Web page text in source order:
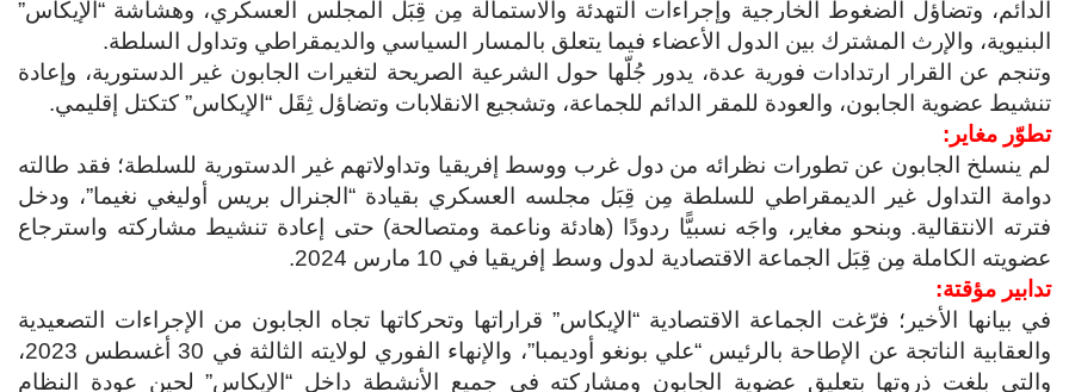
الدائم، وتضاؤل الضغوط الخارجية وإجراءات التهدئة والاستمالة مِن قِبَل المجلس العسكري، وهشاشة “الإيكاس”
البنيوية، والإرث المشترك بين الدول الأعضاء فيما يتعلق بالمسار السياسي والديمقراطي وتداول السلطة.
وتنجم عن القرار ارتدادات فورية عدة، يدور جُلّها حول الشرعية الصريحة لتغيرات الجابون غير الدستورية، وإعادة
تنشيط عضوية الجابون، والعودة للمقر الدائم للجماعة، وتشجيع الانقلابات وتضاؤل ثِقَل “الإيكاس” كتكتل إقليمي.
تطوّر مغاير:
لم ينسلخ الجابون عن تطورات نظرائه من دول غرب ووسط إفريقيا وتداولاتهم غير الدستورية للسلطة؛ فقد طالته
دوامة التداول غير الديمقراطي للسلطة مِن قِبَل مجلسه العسكري بقيادة “الجنرال بريس أوليغي نغيما”، ودخل
فترته الانتقالية. وبنحو مغاير، واجَه نسبيًّا ردودًا (هادئة وناعمة ومتصالحة) حتى إعادة تنشيط مشاركته واسترجاع
عضويته الكاملة مِن قِبَل الجماعة الاقتصادية لدول وسط إفريقيا في 10 مارس 2024.
تدابير مؤقتة:
في بيانها الأخير؛ فرّغت الجماعة الاقتصادية “الإيكاس” قراراتها وتحركاتها تجاه الجابون من الإجراءات التصعيدية
والعقابية الناتجة عن الإطاحة بالرئيس “علي بونغو أوديمبا”، والإنهاء الفوري لولايته الثالثة في 30 أغسطس 2023،
والتي بلغت ذروتها بتعليق عضوية الجابون ومشاركته في جميع الأنشطة داخل “الإيكاس” لحين عودة النظام